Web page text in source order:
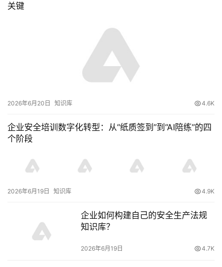
关键
2026年6月20日 知识库 4.6K
企业安全培训数字化转型：从“纸质签到”到“AI陪练”的四
个阶段
2026年6月19日 知识库 4.9K
企业如何构建自己的安全生产法规
知识库？
2026年6月19日 4.7K